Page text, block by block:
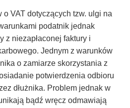
VAT dotyczących tzw. ulgi na
podatnik jednak
z niezapłaconej faktury i
Jednym z warunków
o zamiarze skorzystania z
potwierdzenia odbioru
dłużnika. Problem jednak w
bądź wręcz odmawiają